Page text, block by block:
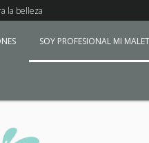
la belleza
SOY PROFESIONAL MI